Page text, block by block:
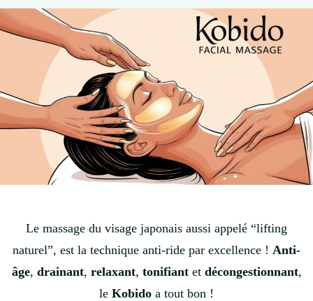
Le massage du visage japonais aussi appelé “lifting
naturel”, est la technique anti-ride par excellence ! Anti-
âge, drainant, relaxant, tonifiantet décongestionnant,
le Kobido a tout bon !